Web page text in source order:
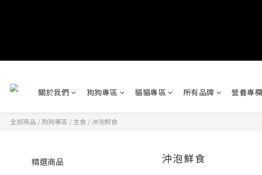
關於我們 狗狗專區 貓貓專區 所有品牌 營養專欄
全部商品 /狗狗專區 / 主食 /沖泡鮮食
精選商品
沖泡鮮食